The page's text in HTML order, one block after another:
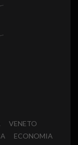
VENETO
ECONOMIA